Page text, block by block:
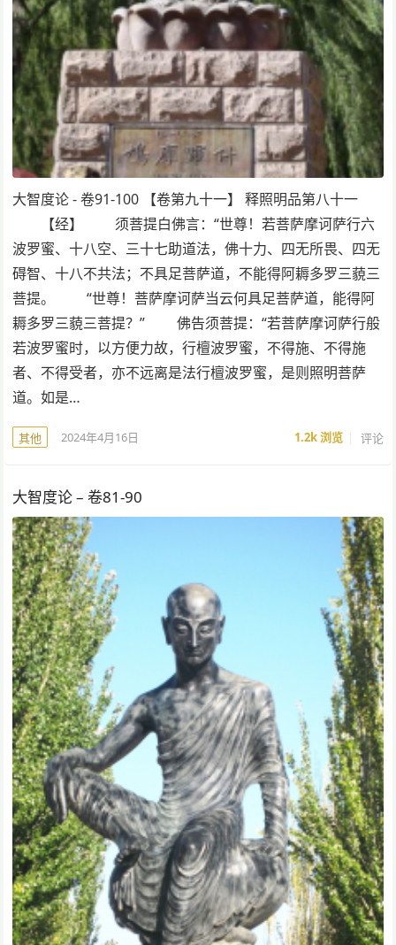
大智度论 - 卷91-100 【卷第九十一】 释照明品第八十一
【经】 须菩提白佛言：“世尊！若菩萨摩诃萨行六
波罗蜜、十八空、三十七助道法，佛十力、四无所畏、四无
碍智、十八不共法；不具足菩萨道，不能得阿耨多罗三藐三
菩提。 “世尊！菩萨摩诃萨当云何具足菩萨道，能得阿
耨多罗三藐三菩提？” 佛告须菩提：“若菩萨摩诃萨行般
若波罗蜜时，以方便力故，行檀波罗蜜，不得施、不得施
者、不得受者，亦不远离是法行檀波罗蜜，是则照明菩萨
道。如是…
其他 2024年4月16日 1.2k浏览 评论
大智度论 – 卷81-90